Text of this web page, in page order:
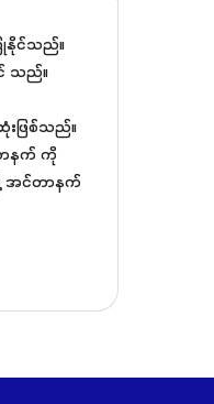
နိုင်သည်။
သည်။
းဖြစ်သည်။
နက် ကို
အင်တာနက်